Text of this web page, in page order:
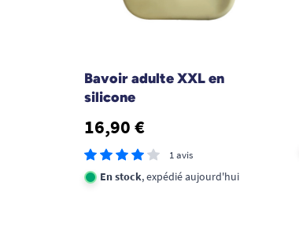
Bavoir adulte XXL en
silicone
16,90 €
1 avis
En stock, expédié aujourd'hui